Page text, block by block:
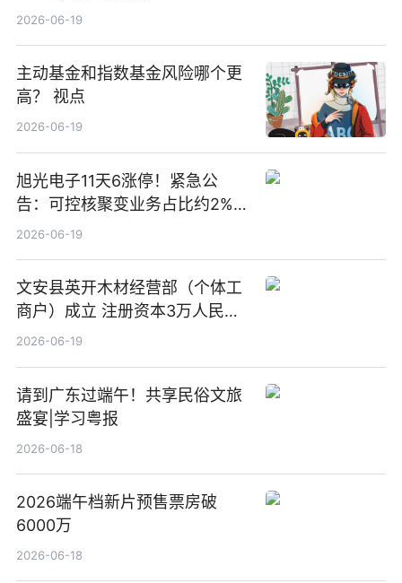
2026-06-19
主动基金和指数基金风险哪个更
高？ 视点
2026-06-19
旭光电子11天6涨停！紧急公
告：可控核聚变业务占比约2%！
前沿热点
2026-06-19
文安县英开木材经营部（个体工
商户）成立 注册资本3万人民币
新要闻
2026-06-19
请到广东过端午！共享民俗文旅
盛宴|学习粤报
2026-06-18
2026端午档新片预售票房破
6000万
2026-06-18